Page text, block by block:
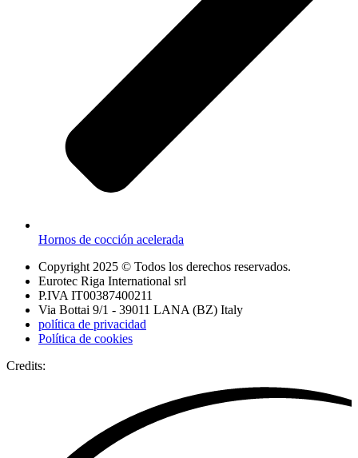
Hornos de cocción acelerada
Copyright 2025 © Todos los derechos reservados.
Eurotec Riga International srl
P.IVA IT00387400211
Via Bottai 9/1 - 39011 LANA (BZ) Italy
política de privacidad
Política de cookies
Credits: